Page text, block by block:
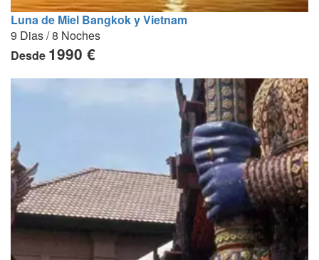
Luna de Miel Bangkok y Vietnam
9 Dias / 8 Noches
Desde 1990 €